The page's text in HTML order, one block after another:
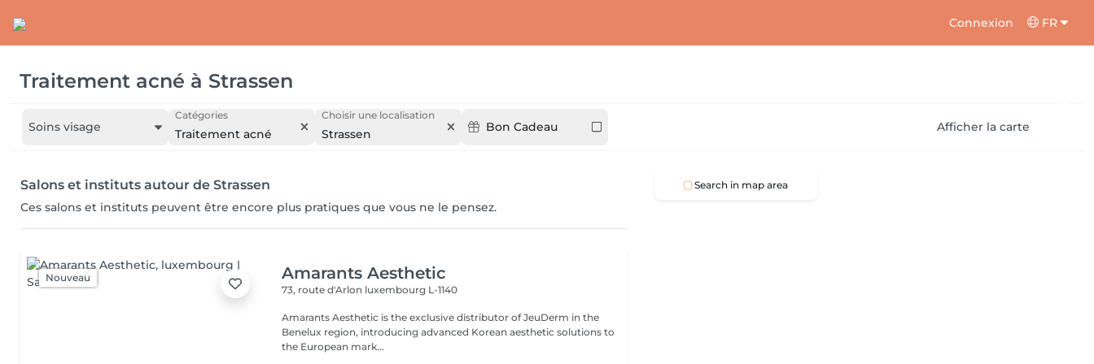
Connexion FR
Traitement acné à Strassen
Soins visage
Catégories
Traitement acné
Choisir une localisation
Strassen Bon Cadeau Afficher la carte
Salons et instituts autour de Strassen
Ces salons et instituts peuvent être encore plus pratiques que vous ne le pensez.
Nouveau Amarants Aesthetic
73, route d'Arlon luxembourg L-1140
Amarants Aesthetic is the exclusive distributor of JeuDerm in the
Benelux region, introducing advanced Korean aesthetic solutions to
the European mark...
Search in map area